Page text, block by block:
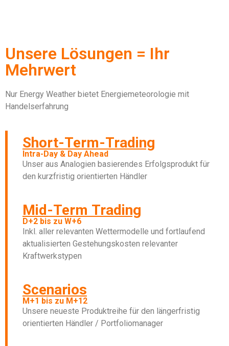
Unsere Lösungen = Ihr
Mehrwert
Nur Energy Weather bietet Energiemeteorologie mit
Handelserfahrung
Short-Term-Trading
Intra-Day & Day Ahead
Unser aus Analogien basierendes Erfolgsprodukt für
den kurzfristig orientierten Händler
Mid-Term Trading
D+2 bis zu W+6​
Inkl. aller relevanten Wettermodelle und fortlaufend
aktualisierten Gestehungskosten relevanter
Kraftwerkstypen
Scenarios
M+1 bis zu M+12
Unsere neueste Produktreihe für den längerfristig
orientierten Händler / Portfoliomanager